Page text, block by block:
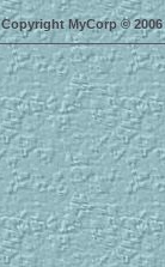
Copyright MyCorp © 2006